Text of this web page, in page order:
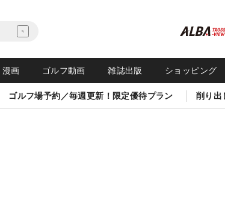
漫画 ゴルフ動画 雑誌出版 ショッピング
ゴルフ場予約／毎週更新！限定優待プラン 削り出